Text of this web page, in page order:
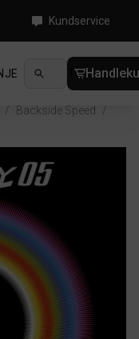
Kundservice
NYHETER
/ Backside Speed
/